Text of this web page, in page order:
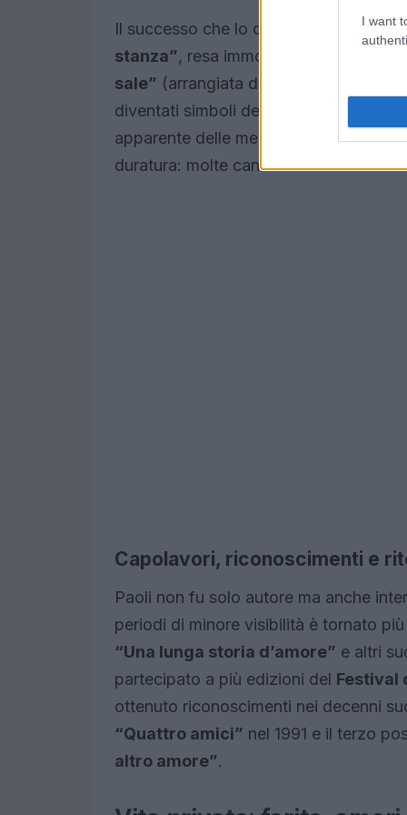
I want
Il successo che lo consacrò anche
stanza”, resa immortale
sale” (arrangiata da
diventati simboli degli anni Sessanta.
apparente delle melodie hanno reso
duratura: molte canzoni sono entrate
Capolavori, riconoscimenti e
Paoli non fu solo autore ma anche
periodi di minore visibilità è tornato
“Una lunga storia d’amore” e altri
partecipato a più edizioni del Festival
ottenuto riconoscimenti nei decenni
“Quattro amici” nel 1991 e il terzo
altro amore”.